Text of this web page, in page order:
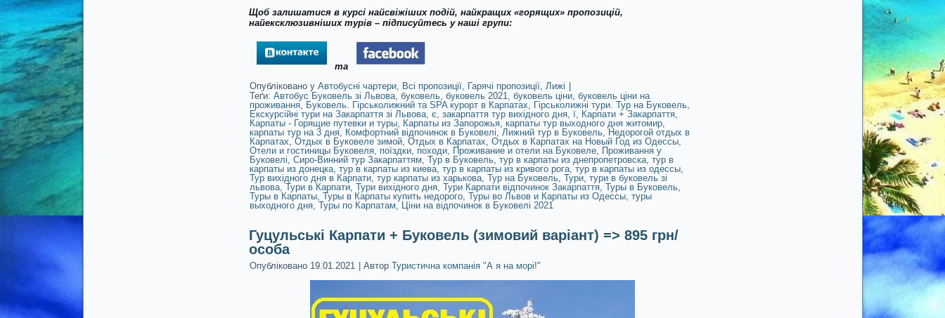
Щоб залишатися в курсі найсвіжіших подій, найкращих «горящих» пропозицій,
найексклюзивніших турів – підписуйтесь у наші групи:
та
Опубліковано у Автобусні чартери, Всі пропозиції, Гарячі пропозиції, Лижі
Теґи: Автобус Буковель зі Львова, буковель, буковель 2021, буковель ціни, буковель ціни на
проживання, Буковель. Гірськолижний та SPA курорт в Карпатах, Гірськолижні тури. Тур на Буковель,
Екскурсійні тури на Закарпаття зі Львова, є, закарпаття тур вихідного дня, ї, Карпати + Закарпаття,
Карпаты - Горящие путевки и туры, Карпаты из Запорожья, карпаты тур выходного дня житомир,
карпаты тур на 3 дня, Комфортний відпочинок в Буковелі, Лижний тур в Буковель, Недорогой отдых в
Карпатах, Отдых в Буковеле зимой, Отдых в Карпатах, Отдых в Карпатах на Новый Год из Одессы,
Отели и гостиницы Буковеля, поїздки, походи, Проживание и отели на Буковеле, Проживання у
Буковелі, Сиро-Винний тур Закарпаттям, Тур в Буковель, тур в карпаты из днепропетровска, тур в
карпаты из донецка, тур в карпаты из киева, тур в карпаты из кривого рога, тур в карпаты из одессы,
Тур вихідного дня в Карпати, тур карпаты из харькова, Тур на Буковель, Тури, тури в буковель зі
львова, Тури в Карпати, Тури вихідного дня, Тури Карпати відпочинок Закарпаття, Туры в Буковель,
Туры в Карпаты, Туры в Карпаты купить недорого, Туры во Львов и Карпаты из Одессы, туры
выходного дня, Туры по Карпатам, Ціни на відпочинок в Буковелі 2021
Гуцульські Карпати + Буковель (зимовий варіант) => 895 грн/
особа
Опубліковано 19.01.2021 Автор Туристична компанія "А я на морі!"